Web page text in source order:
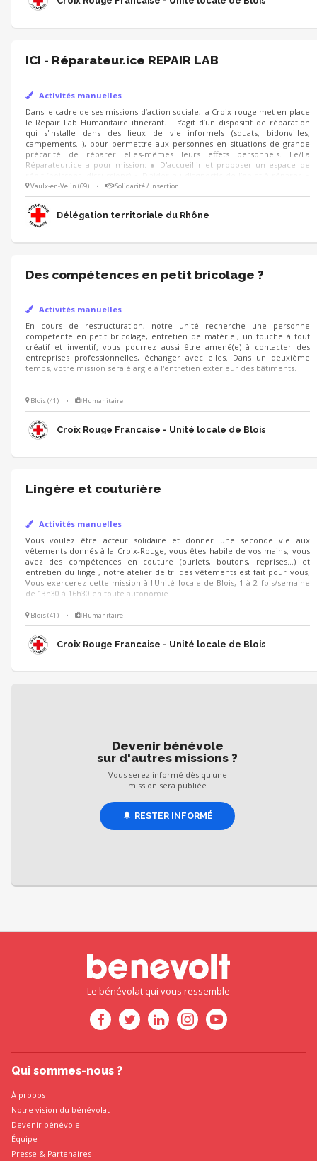
ICI - Réparateur.ice REPAIR LAB
Activités manuelles
Dans le cadre de ses missions d’action sociale, la Croix-rouge met en place
le Repair Lab Humanitaire itinérant. Il s’agit d’un dispositif de réparation
qui s'installe dans des lieux de vie informels (squats, bidonvilles,
campements…), pour permettre aux personnes en situations de grande
précarité de réparer elles-mêmes leurs effets personnels. Le/La
Réparateur.ice a pour mission: ● D'accueillir et proposer un espace de
De partager des connaissances de réparation et de mettre à disposition
du matériel (textile, électronique, mécanique...) ● De tenir à jour
l’inventaire des stocks
Vaulx-en-Velin (69) • Solidarité / Insertion
Délégation territoriale du Rhône
Des compétences en petit bricolage ?
Activités manuelles
En cours de restructuration, notre unité recherche une personne
compétente en petit bricolage, entretien de matériel, un touche à tout
créatif et inventif; vous pourrez aussi être amené(e) à contacter des
entreprises professionnelles, échanger avec elles. Dans un deuxième
temps, votre mission sera élargie à l'entretien extérieur des bâtiments.
Blois (41) • Humanitaire
Croix Rouge Francaise - Unité locale de Blois
Lingère et couturière
Activités manuelles
Vous voulez être acteur solidaire et donner une seconde vie aux
vêtements donnés à la Croix-Rouge, vous êtes habile de vos mains, vous
avez des compétences en couture (ourlets, boutons, reprises...) et
entretien du linge , notre atelier de tri des vêtements est fait pour vous;
Vous exercerez cette mission à l'Unité locale de Blois, 1 à 2 fois/semaine
de 13h30 à 16h30 en toute autonomie
Blois (41) • Humanitaire
Croix Rouge Francaise - Unité locale de Blois
Devenir bénévole
sur d'autres missions ?
Vous serez informé dès qu'une
mission sera publiée
RESTER INFORMÉ
Le bénévolat qui vous ressemble
Qui sommes-nous ?
À propos
Notre vision du bénévolat
Devenir bénévole
Équipe
Presse & Partenaires